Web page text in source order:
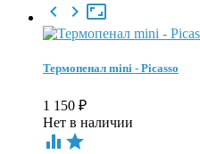
  
Термопенал mini - Picasso
1 150 ₽
Нет в наличии
 